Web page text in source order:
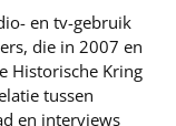
en tv-gebruik
die in 2007 en
Historische Kring
tussen
en interviews